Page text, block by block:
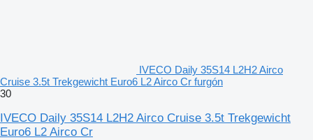
IVECO Daily 35S14 L2H2 Airco
Cruise 3.5t Trekgewicht Euro6 L2 Airco Cr furgón
30
IVECO Daily 35S14 L2H2 Airco Cruise 3.5t Trekgewicht
Euro6 L2 Airco Cr